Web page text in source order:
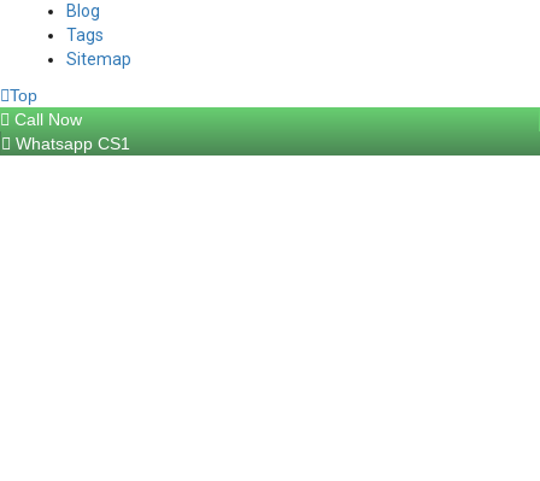
Blog
Tags
Sitemap
Top
Call Now
Whatsapp CS1